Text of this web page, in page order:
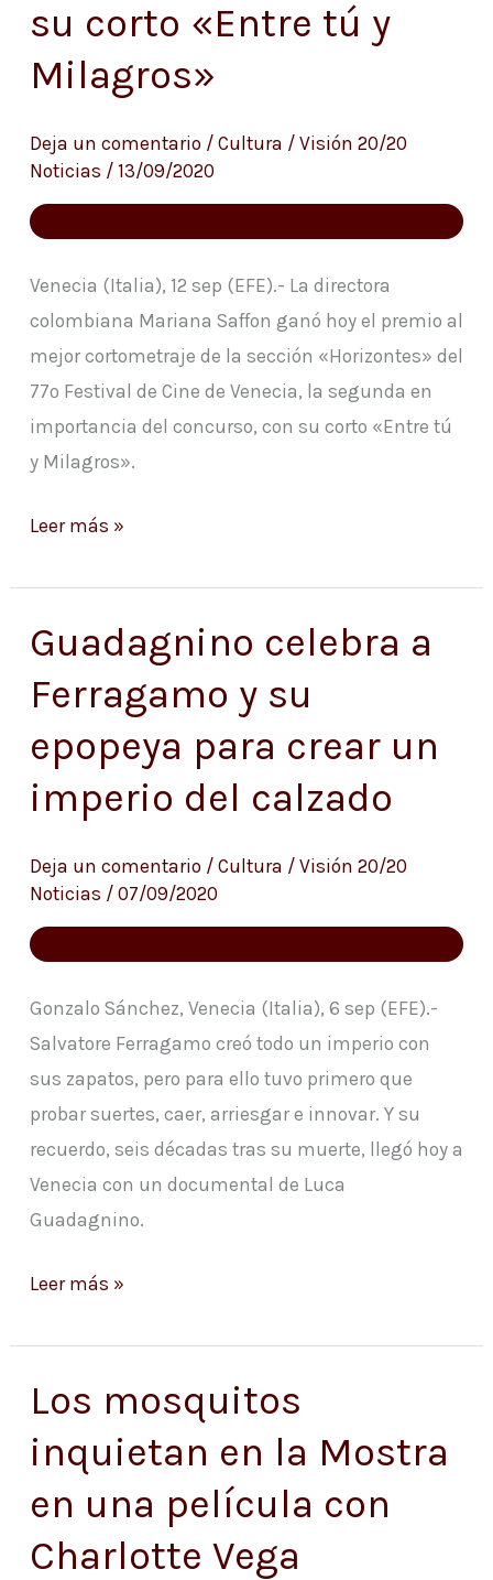
su corto «Entre tú y
Milagros»
Deja un comentario / Cultura / Visión 20/20
Noticias / 13/09/2020
Venecia (Italia), 12 sep (EFE).- La directora
colombiana Mariana Saffon ganó hoy el premio al
mejor cortometraje de la sección «Horizontes» del
77º Festival de Cine de Venecia, la segunda en
importancia del concurso, con su corto «Entre tú
y Milagros».
gana
con
corto
tú
Milagros»
Leer más »
Guadagnino celebra a
Ferragamo y su
epopeya para crear un
imperio del calzado
Deja un comentario / Cultura / Visión 20/20
Noticias / 07/09/2020
Gonzalo Sánchez, Venecia (Italia), 6 sep (EFE).-
Salvatore Ferragamo creó todo un imperio con
sus zapatos, pero para ello tuvo primero que
probar suertes, caer, arriesgar e innovar. Y su
recuerdo, seis décadas tras su muerte, llegó hoy a
Venecia con un documental de Luca
Guadagnino.
Guadagnino
a
Ferragamo
su
para
un
del
calzado
Leer más »
Los mosquitos
inquietan en la Mostra
en una película con
Charlotte Vega
Los
inquietan
en
Mostra